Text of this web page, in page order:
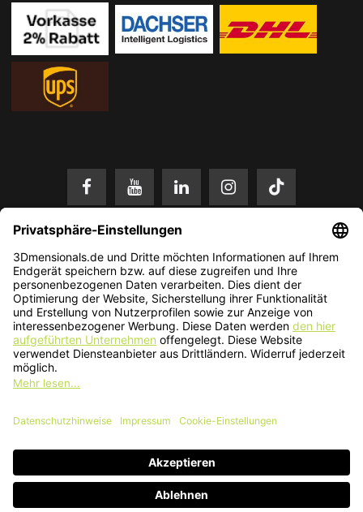
* Alle Preise in EUR inkl. gesetzl. Mehrwertsteuer zzgl. Versandkosten.
Änderungen und Irrtümer vorbehalten. Nur solange der Vorrat reicht.
© 2026 3Dmensionals / PONTIALIS GmbH & Co. KG - All Rights Reserved.​
Kundenbewertung